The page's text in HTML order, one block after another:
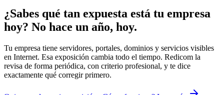
¿Sabes qué tan expuesta está tu empresa
hoy? No hace un año, hoy.
Tu empresa tiene servidores, portales, dominios y servicios visibles
en Internet. Esa exposición cambia todo el tiempo. Redicom la
revisa de forma periódica, con criterio profesional, y te dice
exactamente qué corregir primero.